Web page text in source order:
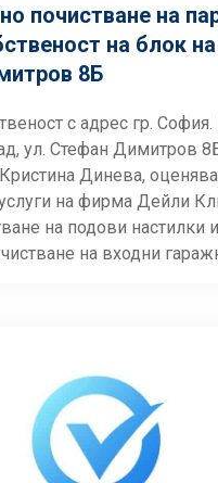
почистване на
на блок на
8Б
с адрес гр. София.
ул. Стефан Димитров
Динева,
на фирма Дейли
на подови настилки и
на входни